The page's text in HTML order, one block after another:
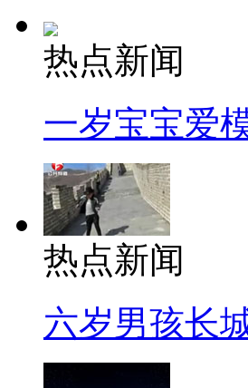
热点新闻
一岁宝宝爱
热点新闻
六岁男孩长